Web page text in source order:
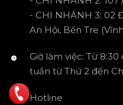
- CHI NHÁNH 3: 02
An Hội, Bến Tre
Giờ làm việc: Từ
tuần từ Thứ 2 đến
Hotline